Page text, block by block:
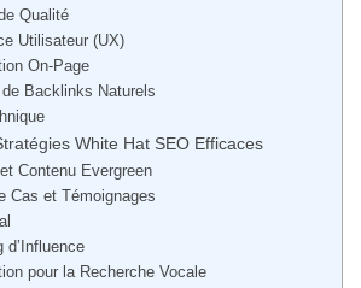
Qualité
Utilisateur (UX)
On-Page
Backlinks Naturels
White Hat SEO Efficaces
Contenu Evergreen
Cas et Témoignages
d’Influence
pour la Recherche Vocale